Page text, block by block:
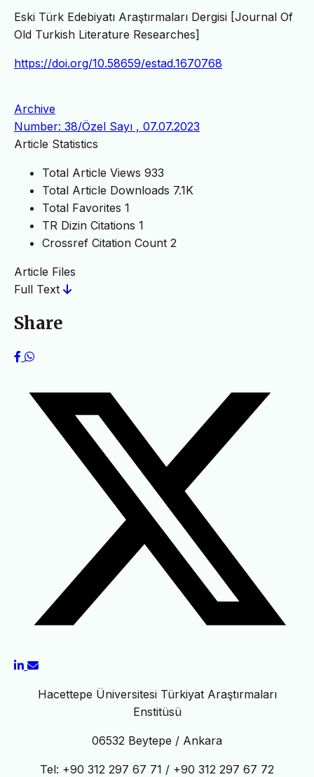
Eski Türk Edebiyatı Araştırmaları Dergisi [Journal Of
Old Turkish Literature Researches]
https://doi.org/10.58659/estad.1670768
Archive
Number: 38/Özel Sayı , 07.07.2023
Article Statistics
Total Article Views 933
Total Article Downloads 7.1K
Total Favorites 1
TR Dizin Citations 1
Crossref Citation Count 2
Article Files
Full Text
Share
Hacettepe Üniversitesi Türkiyat Araştırmaları
Enstitüsü
06532 Beytepe / Ankara
Tel: +90 312 297 67 71 / +90 312 297 67 72